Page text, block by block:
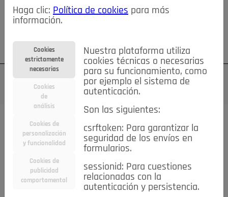
TABLÓN DE ANUNCIOS MIS ANUNCIOS CONTACTO
NOSOTROS
Su cuenta Regístrese ¿Olvidó su contraseña?
TODAS Deporte Bicicletas Deportes y Ocio
Electrodomésticos
Niños y Bebés Inmobiliaria Construcción y Reformas
Moda Accesorios Ropa Motor
Haga clic: Política de cookies para más
información.
Cookies
estrictamente
necesarias
Cookies
de
análisis
Cookies de
personalización
y funcionalidad
Cookies de
publicidad
comportamental
Nuestra plataforma utiliza
cookies técnicas o necesarias
para su funcionamiento, como
por ejemplo el sistema de
autenticación.
Son las siguientes:
csrftoken: Para garantizar la
seguridad de los envíos en
formularios.
sessionid: Para cuestiones
relacionadas con la
autenticación y persistencia.